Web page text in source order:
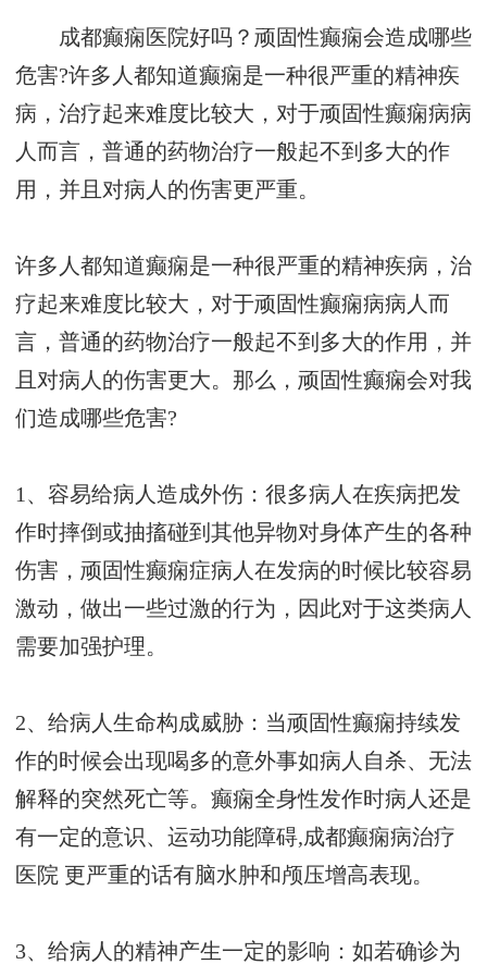
成都癫痫医院好吗？顽固性癫痫会造成哪些
危害?许多人都知道癫痫是一种很严重的精神疾
病，治疗起来难度比较大，对于顽固性癫痫病病
人而言，普通的药物治疗一般起不到多大的作
用，并且对病人的伤害更严重。
许多人都知道癫痫是一种很严重的精神疾病，治
疗起来难度比较大，对于顽固性癫痫病病人而
言，普通的药物治疗一般起不到多大的作用，并
且对病人的伤害更大。那么，顽固性癫痫会对我
们造成哪些危害?
1、容易给病人造成外伤：很多病人在疾病把发
作时摔倒或抽搐碰到其他异物对身体产生的各种
伤害，顽固性癫痫症病人在发病的时候比较容易
激动，做出一些过激的行为，因此对于这类病人
需要加强护理。
2、给病人生命构成威胁：当顽固性癫痫持续发
作的时候会出现喝多的意外事如病人自杀、无法
解释的突然死亡等。癫痫全身性发作时病人还是
有一定的意识、运动功能障碍,成都癫痫病治疗
医院 更严重的话有脑水肿和颅压增高表现。
3、给病人的精神产生一定的影响：如若确诊为